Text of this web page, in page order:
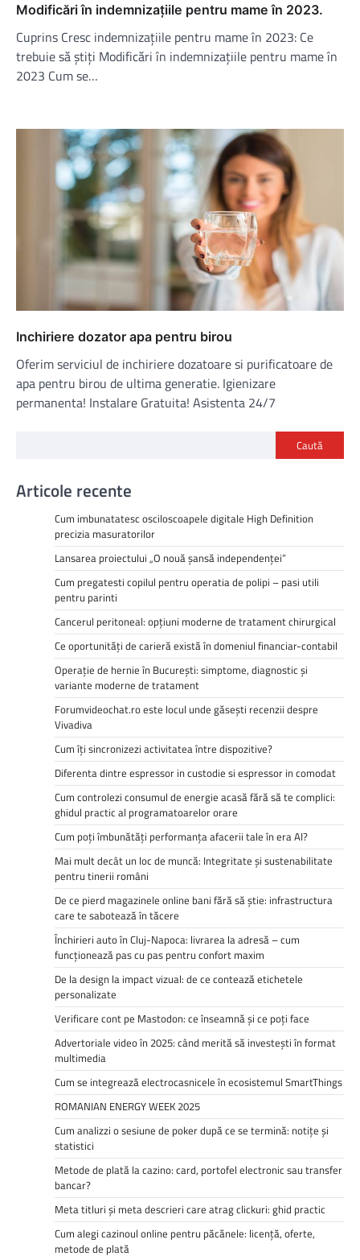
Modificări în indemnizațiile pentru mame în 2023.
Cuprins Cresc indemnizațiile pentru mame în 2023: Ce
trebuie să știți Modificări în indemnizațiile pentru mame în
2023 Cum se…
Inchiriere dozator apa pentru birou
Oferim serviciul de inchiriere dozatoare si purificatoare de
apa pentru birou de ultima generatie. Igienizare
permanenta! Instalare Gratuita! Asistenta 24/7
Caută
Articole recente
Cum imbunatatesc osciloscoapele digitale High Definition
precizia masuratorilor
Lansarea proiectului „O nouă șansă independenței”
Cum pregatesti copilul pentru operatia de polipi – pasi utili
pentru parinti
Cancerul peritoneal: opțiuni moderne de tratament chirurgical
Ce oportunități de carieră există în domeniul financiar-contabil
Operație de hernie în București: simptome, diagnostic și
variante moderne de tratament
Forumvideochat.ro este locul unde găsești recenzii despre
Vivadiva
Cum îți sincronizezi activitatea între dispozitive?
Diferenta dintre espressor in custodie si espressor in comodat
Cum controlezi consumul de energie acasă fără să te complici:
ghidul practic al programatoarelor orare
Cum poți îmbunătăți performanța afacerii tale în era AI?
Mai mult decât un loc de muncă: Integritate și sustenabilitate
pentru tinerii români
De ce pierd magazinele online bani fără să știe: infrastructura
care te sabotează în tăcere
Închirieri auto în Cluj-Napoca: livrarea la adresă – cum
funcționează pas cu pas pentru confort maxim
De la design la impact vizual: de ce contează etichetele
personalizate
Verificare cont pe Mastodon: ce înseamnă și ce poți face
Advertoriale video în 2025: când merită să investești în format
multimedia
Cum se integrează electrocasnicele în ecosistemul SmartThings
ROMANIAN ENERGY WEEK 2025
Cum analizzi o sesiune de poker după ce se termină: notițe și
statistici
Metode de plată la cazino: card, portofel electronic sau transfer
bancar?
Meta titluri și meta descrieri care atrag clickuri: ghid practic
Cum alegi cazinoul online pentru păcănele: licență, oferte,
metode de plată